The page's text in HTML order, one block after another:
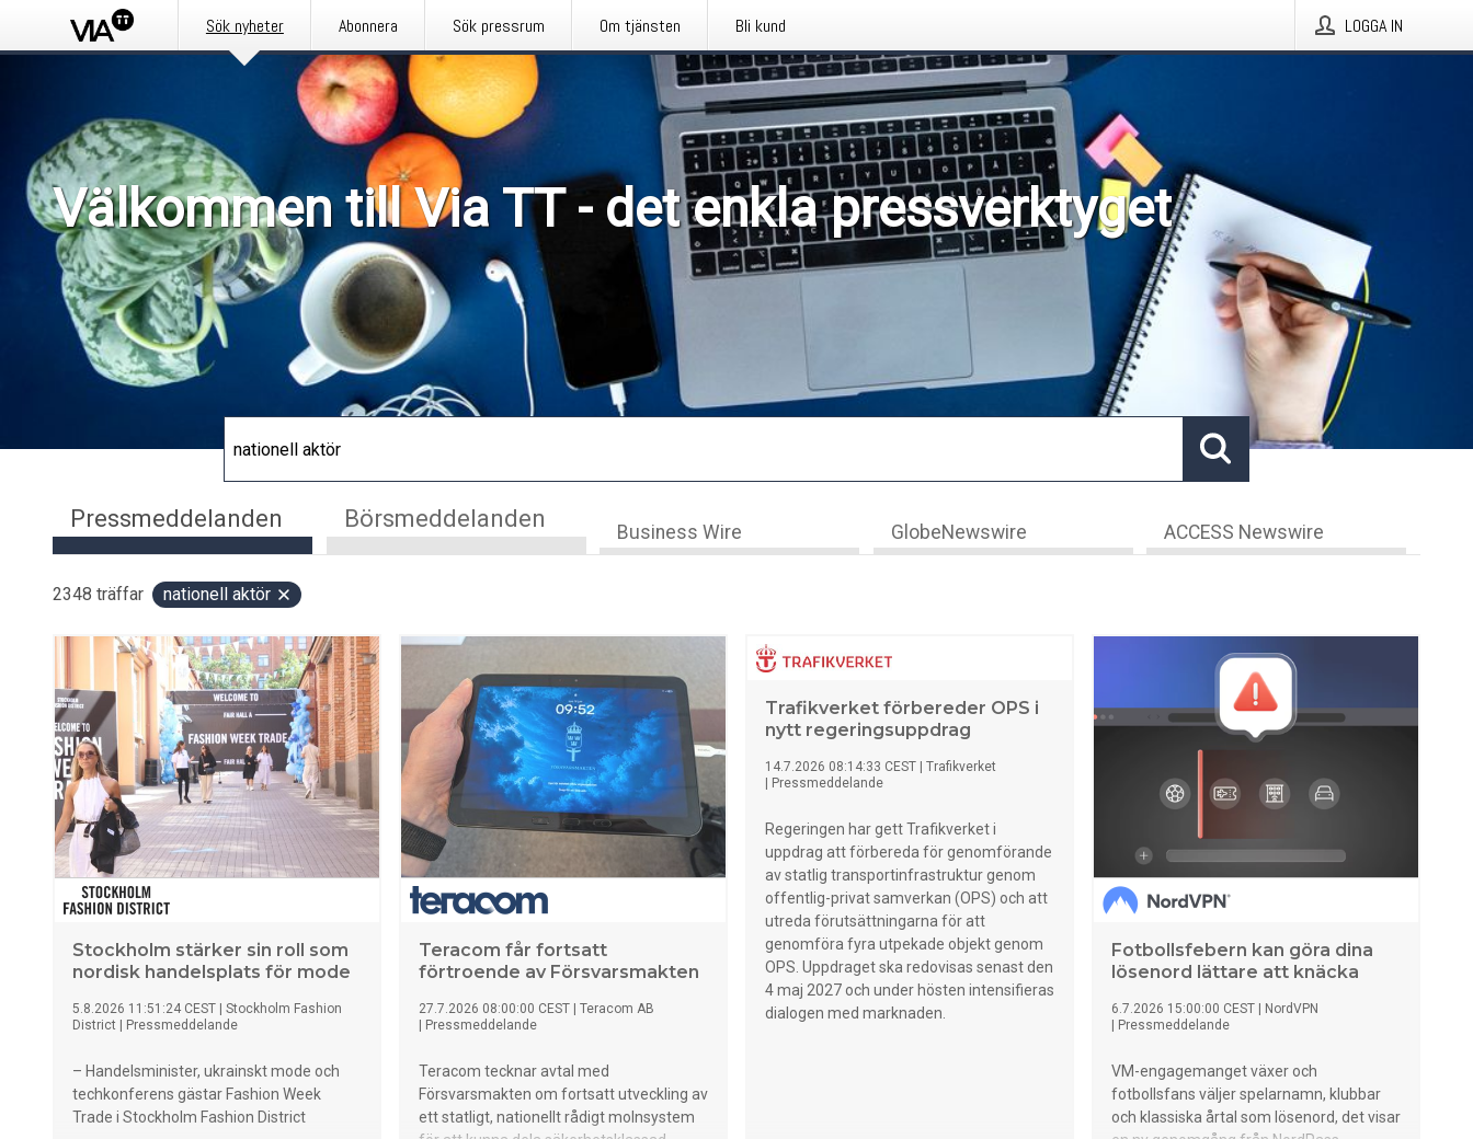
Sök nyheter Abonnera Sök pressrum Om tjänsten Bli kund LOGGA IN
Välkommen till Via TT - det enkla pressverktyget
Pressmeddelanden Börsmeddelanden Business Wire GlobeNewswire ACCESS Newswire
2348 träffar nationell aktör
Stockholm stärker sin roll som
nordisk handelsplats för mode
5.8.2026 11:51:24 CEST
Stockholm Fashion
District
Pressmeddelande
– Handelsminister, ukrainskt mode och
techkonferens gästar Fashion Week
Trade i Stockholm Fashion District
Teracom får fortsatt
förtroende av Försvarsmakten
27.7.2026 08:00:00 CEST
Teracom AB
Pressmeddelande
Teracom tecknar avtal med
Försvarsmakten om fortsatt utveckling av
ett statligt, nationellt rådigt molnsystem
Trafikverket förbereder OPS i
nytt regeringsuppdrag
14.7.2026 08:14:33 CEST
Trafikverket
Pressmeddelande
Regeringen har gett Trafikverket i
uppdrag att förbereda för genomförande
av statlig transportinfrastruktur genom
offentlig-privat samverkan (OPS) och att
utreda förutsättningarna för att
genomföra fyra utpekade objekt genom
OPS. Uppdraget ska redovisas senast den
4 maj 2027 och under hösten intensifieras
dialogen med marknaden.
Fotbollsfebern kan göra dina
lösenord lättare att knäcka
6.7.2026 15:00:00 CEST
NordVPN
Pressmeddelande
VM-engagemanget växer och
fotbollsfans väljer spelarnamn, klubbar
och klassiska årtal som lösenord, det visar